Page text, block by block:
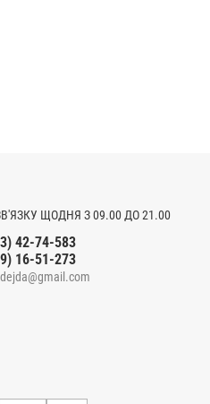
ЩОДНЯ З 09.00 ДО 21.00
42-74-583
16-51-273